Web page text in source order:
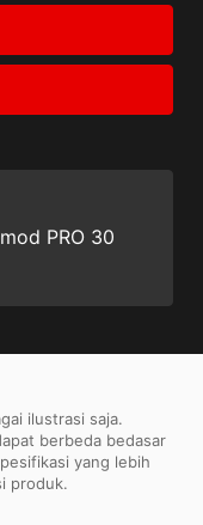
PRO 30
ilustrasi saja.
berbeda bedasar
yang lebih
produk.